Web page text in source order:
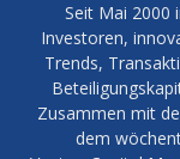
Seit Mai 2000
Investoren,
Trends,
Zusammen mit
dem